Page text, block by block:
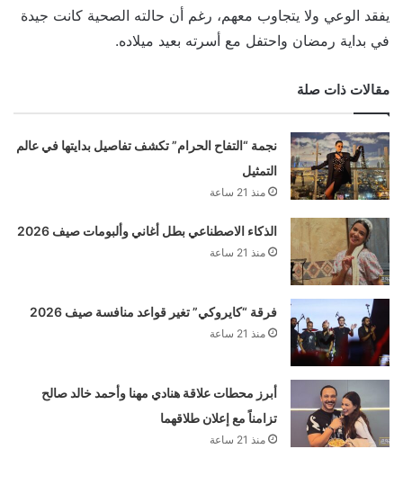
يفقد الوعي ولا يتجاوب معهم، رغم أن حالته الصحية كانت جيدة
في بداية رمضان واحتفل مع أسرته بعيد ميلاده.
مقالات ذات صلة
نجمة “التفاح الحرام” تكشف تفاصيل بدايتها في عالم
التمثيل
منذ 21 ساعة
الذكاء الاصطناعي بطل أغاني وألبومات صيف 2026
منذ 21 ساعة
فرقة “كايروكي” تغير قواعد منافسة صيف 2026
منذ 21 ساعة
أبرز محطات علاقة هنادي مهنا وأحمد خالد صالح
تزامناً مع إعلان طلاقهما
منذ 21 ساعة